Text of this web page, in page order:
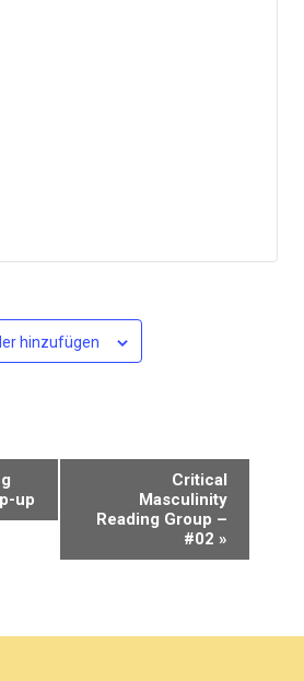
hinzufügen
up
Critical
Masculinity
Reading Group –
#02 »